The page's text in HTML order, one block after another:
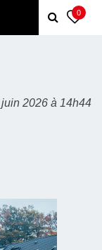
0
2026 à 14h44